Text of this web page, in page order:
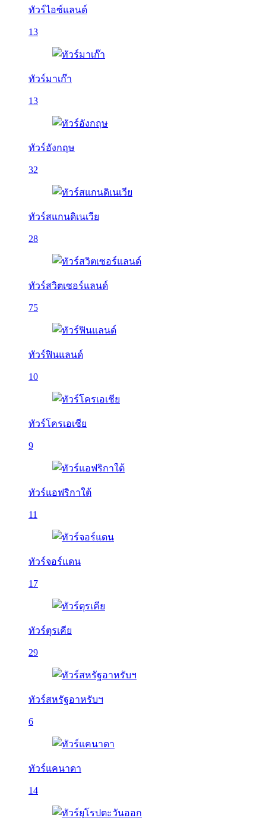
ทัวร์ไอซ์แลนด์
13
ทัวร์มาเก๊า
13
ทัวร์อังกฤษ
32
ทัวร์สแกนดิเนเวีย
28
ทัวร์สวิตเซอร์แลนด์
75
ทัวร์ฟินแลนด์
10
ทัวร์โครเอเชีย
9
ทัวร์แอฟริกาใต้
11
ทัวร์จอร์แดน
17
ทัวร์ตุรเคีย
29
ทัวร์สหรัฐอาหรับฯ
6
ทัวร์แคนาดา
14